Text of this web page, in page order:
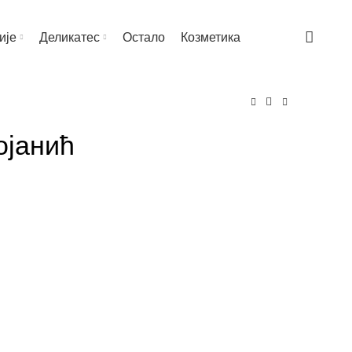
Деликатес Остало Козметика